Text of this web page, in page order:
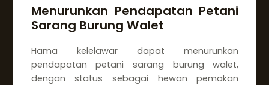
Menurunkan Pendapatan Petani
Sarang Burung Walet
Hama kelelawar dapat menurunkan
pendapatan petani sarang burung walet,
dengan status sebagai hewan pemakan